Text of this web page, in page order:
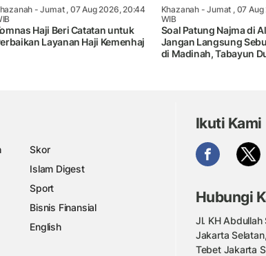
- Jumat , 07 Aug 2026, 20:44
Haji Beri Catatan untuk
Layanan Haji Kemenhaj
Khazanah- Jumat , 07 Aug
WIB
Soal Patung Najma di
Jangan Langsung
di Madinah, Tabayun
Skor
Islam Digest
Sport
Bisnis Finansial
English
Ikuti Kami
Hubungi
Jl. KH Abdullah
Jakarta
Tebet Jakarta